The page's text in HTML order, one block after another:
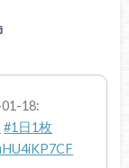
18:
#1日1枚